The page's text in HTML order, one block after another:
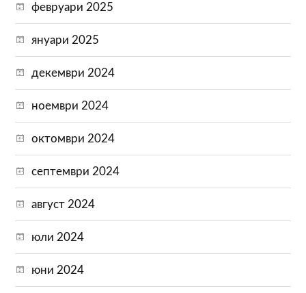
февруари 2025
януари 2025
декември 2024
ноември 2024
октомври 2024
септември 2024
август 2024
юли 2024
юни 2024